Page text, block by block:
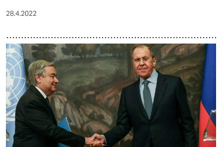
28.4.2022